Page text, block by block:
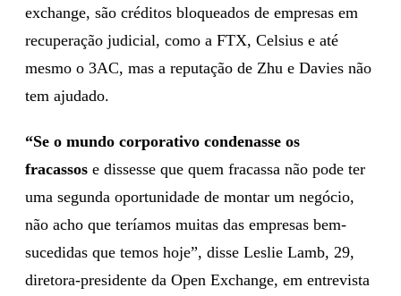
exchange, são créditos bloqueados de empresas em
recuperação judicial, como a FTX, Celsius e até
mesmo o 3AC, mas a reputação de Zhu e Davies não
tem ajudado.
“Se o mundo corporativo condenasse os
fracassos e dissesse que quem fracassa não pode ter
uma segunda oportunidade de montar um negócio,
não acho que teríamos muitas das empresas bem-
sucedidas que temos hoje”, disse Leslie Lamb, 29,
diretora-presidente da Open Exchange, em entrevista